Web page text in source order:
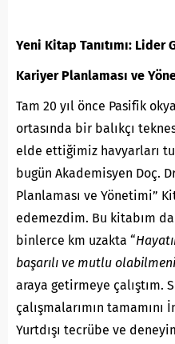
Yeni Kitap Tanıtımı: Lider
Kariyer Planlaması ve
Tam 20 yıl önce Pasifik
ortasında bir balıkçı
elde ettiğimiz havyarları
bugün Akademisyen Doç.
Planlaması ve Yönetimi”
edemezdim. Bu kitabım
binlerce km uzakta “
başarılı ve mutlu
araya getirmeye çalıştım.
çalışmalarımın tamamını
Yurtdışı tecrübe ve